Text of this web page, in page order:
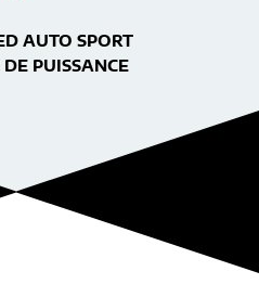
AUTO SPORT
PUISSANCE